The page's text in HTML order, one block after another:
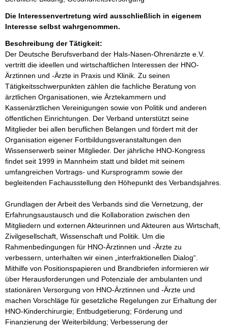
Die Interessenvertretung wird ausschließlich in eigenem
Interesse selbst wahrgenommen.
Beschreibung der Tätigkeit:
Der Deutsche Berufsverband der Hals-Nasen-Ohrenärzte e.V.
vertritt die ideellen und wirtschaftlichen Interessen der HNO-
Ärztinnen und -Ärzte in Praxis und Klinik. Zu seinen
Tätigkeitsschwerpunkten zählen die fachliche Beratung von
ärztlichen Organisationen, wie Ärztekammern und
Kassenärztlichen Vereinigungen sowie von Politik und anderen
öffentlichen Einrichtungen. Der Verband unterstützt seine
Mitglieder bei allen beruflichen Belangen und fördert mit der
Organisation eigener Fortbildungsveranstaltungen den
Wissenserwerb seiner Mitglieder. Der jährliche HNO-Kongress
findet seit 1999 in Mannheim statt und bildet mit seinem
umfangreichen Vortrags- und Kursprogramm sowie der
begleitenden Fachausstellung den Höhepunkt des Verbandsjahres.
Grundlagen der Arbeit des Verbands sind die Vernetzung, der
Erfahrungsaustausch und die Kollaboration zwischen den
Mitgliedern und externen Akteurinnen und Akteuren aus Wirtschaft,
Zivilgesellschaft, Wissenschaft und Politik. Um die
Rahmenbedingungen für HNO-Ärztinnen und -Ärzte zu
verbessern, unterhalten wir einen „interfraktionellen Dialog“.
Mithilfe von Positionspapieren und Brandbriefen informieren wir
über Herausforderungen und Potenziale der ambulanten und
stationären Versorgung von HNO-Ärztinnen und -Ärzte und
machen Vorschläge für gesetzliche Regelungen zur Erhaltung der
HNO-Kinderchirurgie; Entbudgetierung; Förderung und
Finanzierung der Weiterbildung; Verbesserung der